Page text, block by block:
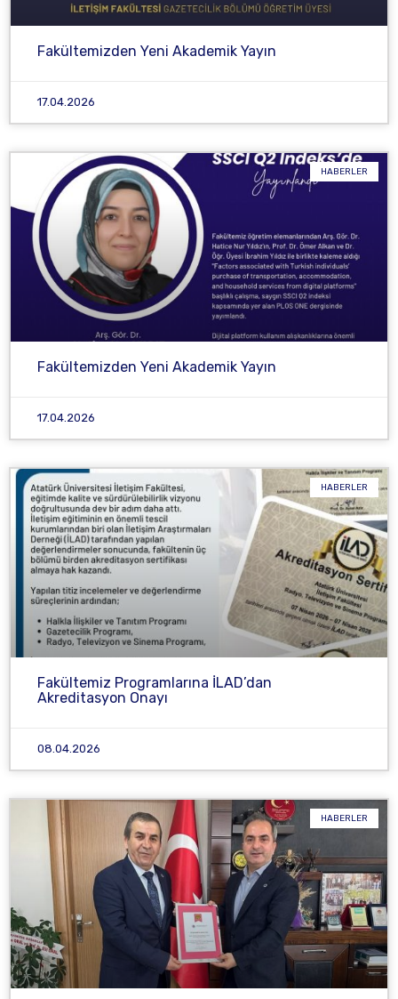
Fakültemizden Yeni Akademik Yayın
17.04.2026
HABERLER
Fakültemizden Yeni Akademik Yayın
17.04.2026
HABERLER
Fakültemiz Programlarına İLAD’dan
Akreditasyon Onayı
08.04.2026
HABERLER